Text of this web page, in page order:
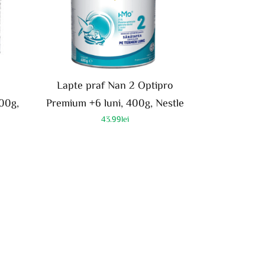
Lapte praf Nan 2 Optipro
Premium +6 luni, 400g, Nestle
43.99lei